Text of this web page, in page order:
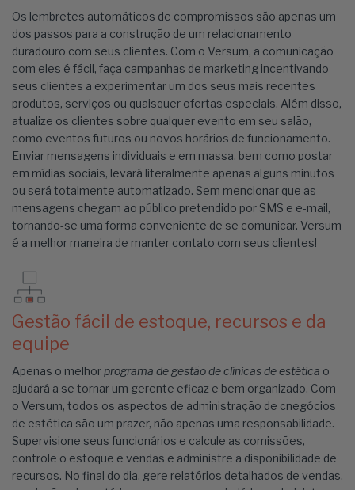
Os lembretes automáticos de compromissos são apenas um
dos passos para a construção de um relacionamento
duradouro com seus clientes. Com o Versum, a comunicação
com eles é fácil, faça campanhas de marketing incentivando
seus clientes a experimentar um dos seus mais recentes
produtos, serviços ou quaisquer ofertas especiais. Além disso,
atualize os clientes sobre qualquer evento em seu salão,
como eventos futuros ou novos horários de funcionamento.
Enviar mensagens individuais e em massa, bem como postar
em mídias sociais, levará literalmente apenas alguns minutos
ou será totalmente automatizado. Sem mencionar que as
mensagens chegam ao público pretendido por SMS e e-mail,
tornando-se uma forma conveniente de se comunicar. Versum
é a melhor maneira de manter contato com seus clientes!
Gestão fácil de estoque, recursos e da
equipe
Apenas o melhorprograma de gestão de clínicas de estética o
ajudará a se tornar um gerente eficaz e bem organizado. Com
o Versum, todos os aspectos de administração de cnegócios
de estética são um prazer, não apenas uma responsabilidade.
Supervisione seus funcionários e calcule as comissões,
controle o estoque e vendas e administre a disponibilidade de
recursos. No final do dia, gere relatórios detalhados de vendas,